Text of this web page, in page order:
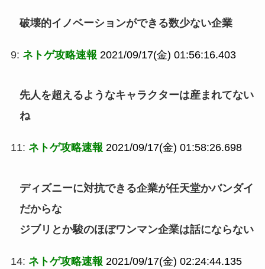
破壊的イノベーションができる数少ない企業
9: ネトゲ攻略速報 2021/09/17(金) 01:56:16.403
先人を超えるようなキャラクターは産まれてない
ね
11: ネトゲ攻略速報 2021/09/17(金) 01:58:26.698
ディズニーに対抗できる企業が任天堂かバンダイ
だからな
ジブリとか駿のほぼワンマン企業は話にならない
14: ネトゲ攻略速報 2021/09/17(金) 02:24:44.135